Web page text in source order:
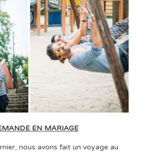
EN MARIAGE
nous avons fait un voyage au